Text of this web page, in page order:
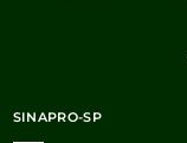
SINAPRO-SP